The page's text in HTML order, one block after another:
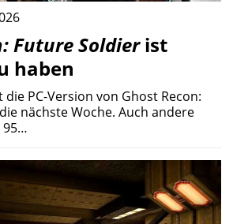
Future Soldierist
haben
PC-Version von Ghost Recon:
nächste Woche. Auch andere
95…